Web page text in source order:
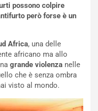
possono colpire
però forse è un
Africa, una delle
africano ma allo
grande violenza nelle
che è senza ombra
visto al mondo.